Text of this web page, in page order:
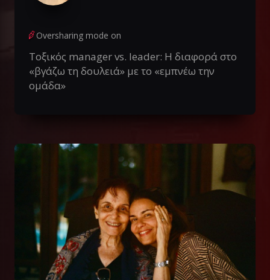
Oversharing mode on
Τοξικός manager vs. leader: Η διαφορά στο
«βγάζω τη δουλειά» με το «εμπνέω την
ομάδα»